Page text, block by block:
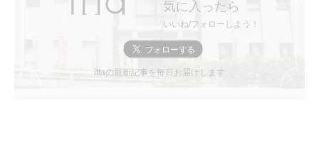
気に入ったら
いいね/フォローしよう！
ittaの最新記事を毎日お届けします